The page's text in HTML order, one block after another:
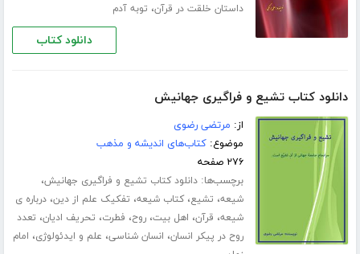
داستان خلقت در قرآن، توبه آدم
دانلود کتاب
دانلود کتاب تشیع و فراگیری جهانیش
از: مرتضی رضوی
موضوع:کتاب‌های اندیشه و مذهب
۲۷۶ صفحه
برچسب‌ها:دانلود کتاب تشیع و فراگیری جهانیش،
شیعه، تشیع،کتاب شیعه، تفکیک علم از دین،درباره ی
شیعه، قرآن، اهل بیت،روح، فطرت، تحریف ادیان، تعدد
روح در پیکر انسان، انسان شناسی، علم و ایدئولوژی، امام